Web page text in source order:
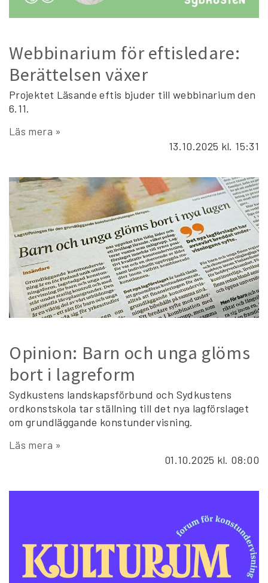
Webbinarium för eftisledare:
Berättelsen växer
Projektet Läsande eftis bjuder till webbinarium den
6.11.
Läs mera »
13.10.2025 kl. 15:31
Opinion: Barn och unga glöms
bort i lagreform
Sydkustens landskapsförbund och Sydkustens
ordkonstskola tar ställning till det nya lagförslaget
om grundläggande konstundervisning.
Läs mera »
01.10.2025 kl. 08:00